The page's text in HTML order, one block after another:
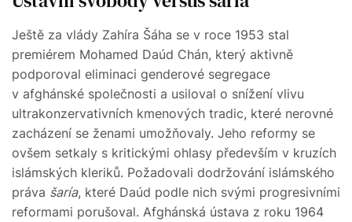
Ještě za vlády Zahíra Šáha se v roce 1953 stal
premiérem Mohamed Daúd Chán, který aktivně
podporoval eliminaci genderové segregace
v afghánské společnosti a usiloval o snížení vlivu
ultrakonzervativních kmenových tradic, které nerovné
zacházení se ženami umožňovaly. Jeho reformy se
ovšem setkaly s kritickými ohlasy především v kruzích
islámských kleriků. Požadovali dodržování islámského
práva šaría, které Daúd podle nich svými progresivními
reformami porušoval. Afghánská ústava z roku 1964